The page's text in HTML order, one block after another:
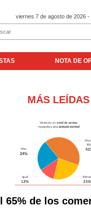
viernes 7 de agosto de 2026 -
NOTA DE
MÁS LEÍDAS
65% de los